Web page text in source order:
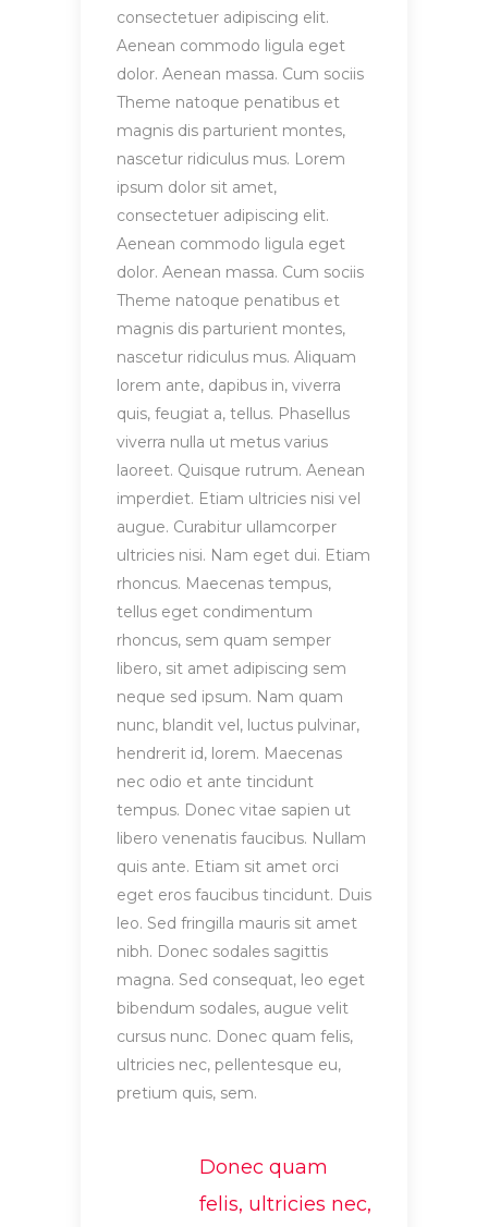
consectetuer adipiscing elit.
Aenean commodo ligula eget
dolor. Aenean massa. Cum sociis
Theme natoque penatibus et
magnis dis parturient montes,
nascetur ridiculus mus. Lorem
ipsum dolor sit amet,
consectetuer adipiscing elit.
Aenean commodo ligula eget
dolor. Aenean massa. Cum sociis
Theme natoque penatibus et
magnis dis parturient montes,
nascetur ridiculus mus. Aliquam
lorem ante, dapibus in, viverra
quis, feugiat a, tellus. Phasellus
viverra nulla ut metus varius
laoreet. Quisque rutrum. Aenean
imperdiet. Etiam ultricies nisi vel
augue. Curabitur ullamcorper
ultricies nisi. Nam eget dui. Etiam
rhoncus. Maecenas tempus,
tellus eget condimentum
rhoncus, sem quam semper
libero, sit amet adipiscing sem
neque sed ipsum. Nam quam
nunc, blandit vel, luctus pulvinar,
hendrerit id, lorem. Maecenas
nec odio et ante tincidunt
tempus. Donec vitae sapien ut
libero venenatis faucibus. Nullam
quis ante. Etiam sit amet orci
eget eros faucibus tincidunt. Duis
leo. Sed fringilla mauris sit amet
nibh. Donec sodales sagittis
magna. Sed consequat, leo eget
bibendum sodales, augue velit
cursus nunc. Donec quam felis,
ultricies nec, pellentesque eu,
pretium quis, sem.
Donec quam
felis, ultricies nec,